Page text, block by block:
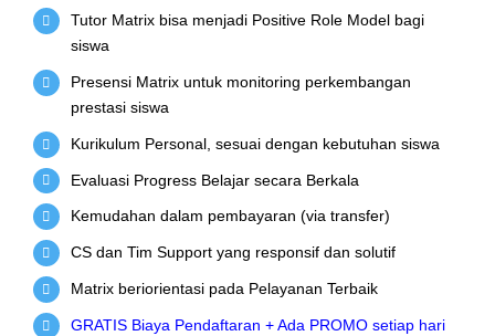
Tutor Matrix bisa menjadi Positive Role Model bagi
siswa
Presensi Matrix untuk monitoring perkembangan
prestasi siswa
Kurikulum Personal, sesuai dengan kebutuhan siswa
Evaluasi Progress Belajar secara Berkala
Kemudahan dalam pembayaran (via transfer)
CS dan Tim Support yang responsif dan solutif
Matrix beriorientasi pada Pelayanan Terbaik
GRATIS Biaya Pendaftaran + Ada PROMO setiap hari